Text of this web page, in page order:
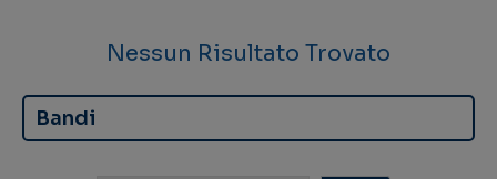
Nessun Risultato Trovato
Bandi